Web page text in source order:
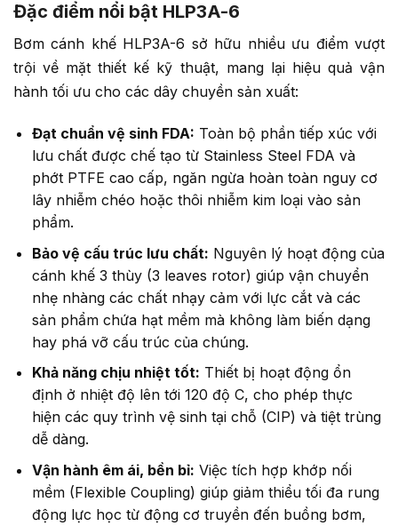
Đặc điểm nổi bật HLP3A-6
Bơm cánh khế HLP3A-6 sở hữu nhiều ưu điểm vượt
trội về mặt thiết kế kỹ thuật, mang lại hiệu quả vận
hành tối ưu cho các dây chuyền sản xuất:
Đạt chuẩn vệ sinh FDA: Toàn bộ phần tiếp xúc với
lưu chất được chế tạo từ Stainless Steel FDA và
phớt PTFE cao cấp, ngăn ngừa hoàn toàn nguy cơ
lây nhiễm chéo hoặc thôi nhiễm kim loại vào sản
phẩm.
Bảo vệ cấu trúc lưu chất: Nguyên lý hoạt động của
cánh khế 3 thùy (3 leaves rotor) giúp vận chuyển
nhẹ nhàng các chất nhạy cảm với lực cắt và các
sản phẩm chứa hạt mềm mà không làm biến dạng
hay phá vỡ cấu trúc của chúng.
Khả năng chịu nhiệt tốt: Thiết bị hoạt động ổn
định ở nhiệt độ lên tới 120 độ C, cho phép thực
hiện các quy trình vệ sinh tại chỗ (CIP) và tiệt trùng
dễ dàng.
Vận hành êm ái, bền bỉ: Việc tích hợp khớp nối
mềm (Flexible Coupling) giúp giảm thiểu tối đa rung
động lực học từ động cơ truyền đến buồng bơm,